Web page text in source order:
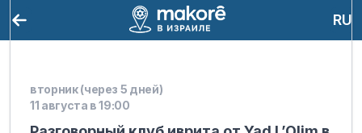
RU
вторник (через 5 дней)
11 августа в 19:00